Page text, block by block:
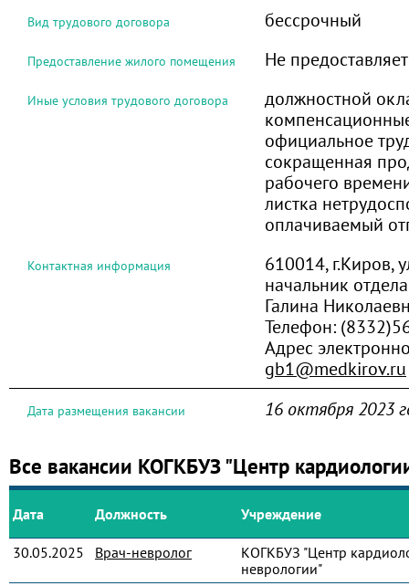
Вид трудового договора бессрочный
Предоставление жилого помещения Не
Иные условия трудового договора
должностной
официальное
сокращенная
рабочего
листка
оплачиваемый
Контактная информация
610014, г.Киров,
начальник
Галина
Телефон:
Адрес
gb1@medkirov.ru
Дата размещения вакансии 16 октября 2023
Все вакансии КОГКБУЗ "Центр
Дата Должность Учреждение
30.05.2025 Врач-невролог
КОГКБУЗ "Центр
неврологии"